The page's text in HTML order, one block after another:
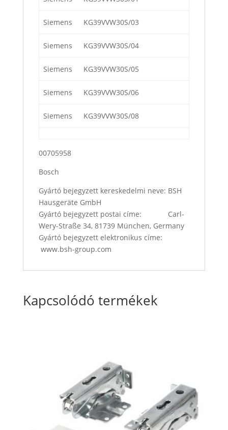
Siemens KG39VVW30S/03
Siemens KG39VVW30S/04
Siemens KG39VVW30S/05
Siemens KG39VVW30S/06
Siemens KG39VVW30S/08
00705958
Bosch
Gyártó bejegyzett kereskedelmi neve: BSH
Hausgeräte GmbH
Gyártó bejegyzett postai címe: Carl-
Wery-Straße 34, 81739 München, Germany
Gyártó bejegyzett elektronikus címe:
www.bsh-group.com
Kapcsolódó termékek